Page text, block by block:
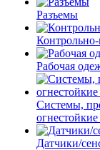
Разъемы
Рабочая
Системы,
Датчики/